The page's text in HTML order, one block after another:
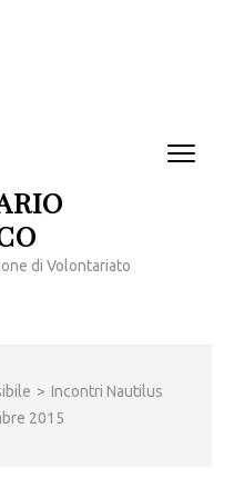
di Volontariato
> Incontri Nautilus
2015